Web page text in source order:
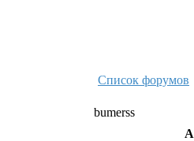
Список форумов
bumerss